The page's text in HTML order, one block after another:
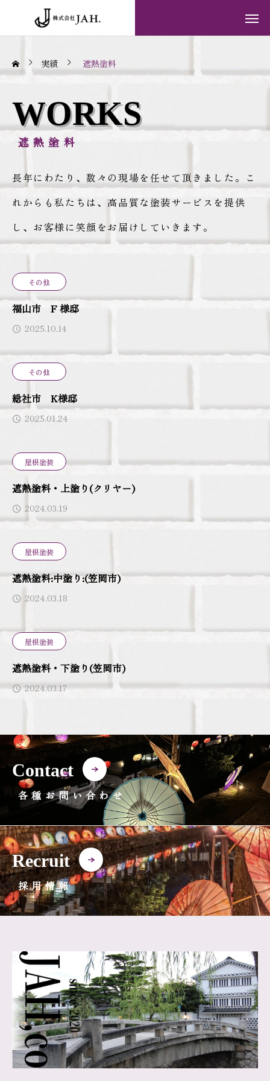
実績 遮熱塗料
WORKS
遮熱塗料
長年にわたり、数々の現場を任せて頂きました。こ
れからも私たちは、高品質な塗装サービスを提供
し、お客様に笑顔をお届けしていきます。
その他
福山市 F 様邸
2025.10.14
その他
総社市 K様邸
2025.01.24
屋根塗装
遮熱塗料・上塗り(クリヤー)
2024.03.19
屋根塗装
遮熱塗料:中塗り:(笠岡市)
2024.03.18
屋根塗装
遮熱塗料・下塗り(笠岡市)
2024.03.17
Contact
各種お問い合わせ
Recruit
採用情報